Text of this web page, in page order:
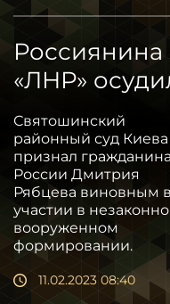
Россиянина
«ЛНР»
Святошинский
районный суд Киева
признал гражданина
России Дмитрия
Рябцева виновным в
участии в
вооруженном
формировании.
11.02.2023 08:40